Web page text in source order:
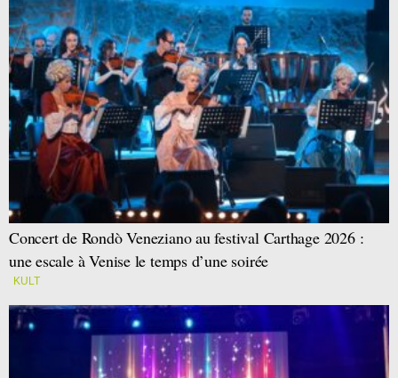
Concert de Rondò Veneziano au festival Carthage 2026 :
une escale à Venise le temps d’une soirée
KULT